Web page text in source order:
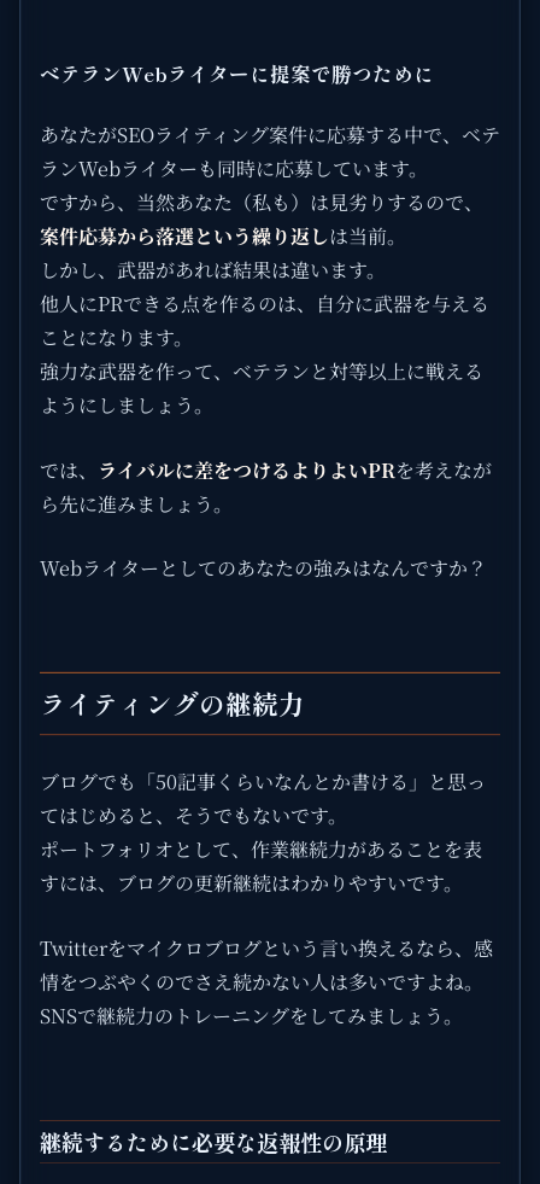
ベテランWebライターに提案で勝つために
あなたがSEOライティング案件に応募する中で、ベテ
ランWebライターも同時に応募しています。
ですから、当然あなた（私も）は見劣りするので、
案件応募から落選という繰り返しは当前。
しかし、武器があれば結果は違います。
他人にPRできる点を作るのは、自分に武器を与える
ことになります。
強力な武器を作って、ベテランと対等以上に戦える
ようにしましょう。
では、 ライバルに差をつけるよりよいPRを考えなが
ら先に進みましょう。
Webライターとしてのあなたの強みはなんですか？
ライティングの継続力
ブログでも「50記事くらいなんとか書ける」と思っ
てはじめると、そうでもないです。
ポートフォリオとして、作業継続力があることを表
すには、ブログの更新継続はわかりやすいです。
Twitterをマイクロブログという言い換えるなら、感
情をつぶやくのでさえ続かない人は多いですよね。
SNSで継続力のトレーニングをしてみましょう。
継続するために必要な返報性の原理